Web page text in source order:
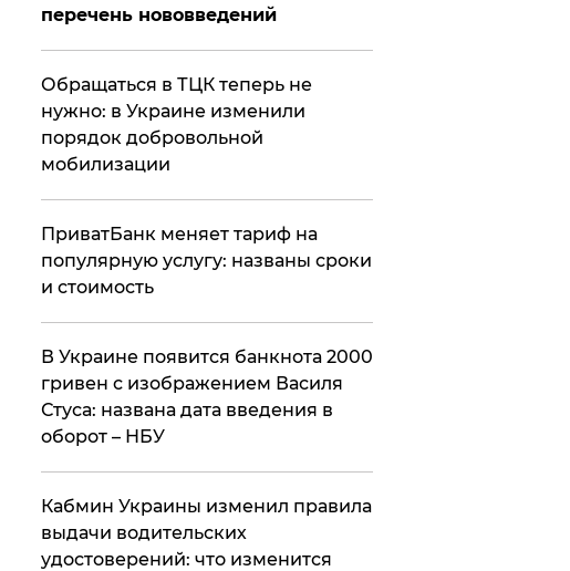
перечень нововведений
Обращаться в ТЦК теперь не
нужно: в Украине изменили
порядок добровольной
мобилизации
ПриватБанк меняет тариф на
популярную услугу: названы сроки
и стоимость
В Украине появится банкнота 2000
гривен с изображением Василя
Стуса: названа дата введения в
оборот – НБУ
Кабмин Украины изменил правила
выдачи водительских
удостоверений: что изменится